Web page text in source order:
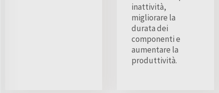
inattività,
migliorare la
durata dei
componenti e
aumentare la
produttività.